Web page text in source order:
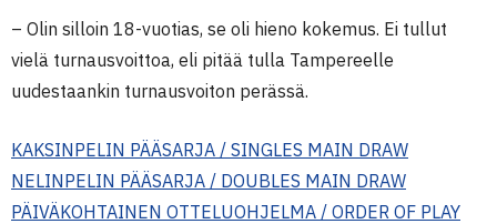
– Olin silloin 18-vuotias, se oli hieno kokemus. Ei tullut
vielä turnausvoittoa, eli pitää tulla Tampereelle
uudestaankin turnausvoiton perässä.
KAKSINPELIN PÄÄSARJA / SINGLES MAIN DRAW
NELINPELIN PÄÄSARJA / DOUBLES MAIN DRAW
PÄIVÄKOHTAINEN OTTELUOHJELMA / ORDER OF PLAY